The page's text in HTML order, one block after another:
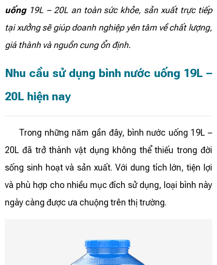
uống19L – 20L an toàn sức khỏe, sản xuất trực tiếp
tại xưởng sẽ giúp doanh nghiệp yên tâm về chất lượng,
giá thành và nguồn cung ổn định.
Nhu cầu sử dụng bình nước uống 19L –
20L hiện nay
Trong những năm gần đây, bình nước uống 19L –
20L đã trở thành vật dụng không thể thiếu trong đời
sống sinh hoạt và sản xuất. Với dung tích lớn, tiện lợi
và phù hợp cho nhiều mục đích sử dụng, loại bình này
ngày càng được ưa chuộng trên thị trường.